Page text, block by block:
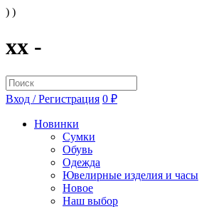
) )
xx -
Вход / Регистрация 0 ₽
Новинки
Сумки
Обувь
Одежда
Ювелирные изделия и часы
Новое
Наш выбор